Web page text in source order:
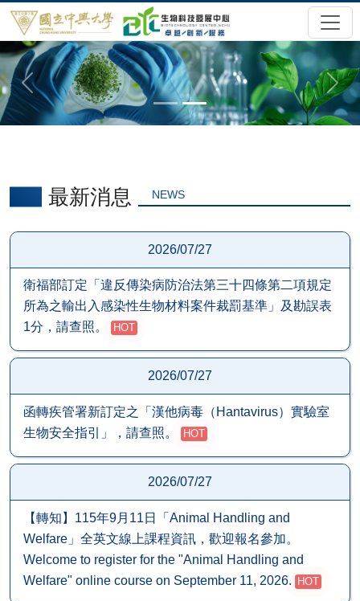
最新消息 NEWS
2026/07/27
衛福部訂定「違反傳染病防治法第三十四條第二項規定
所為之輸出入感染性生物材料案件裁罰基準」及勘誤表
1分，請查照。
HOT
2026/07/27
函轉疾管署新訂定之「漢他病毒（Hantavirus）實驗室
生物安全指引」，請查照。
HOT
2026/07/27
【轉知】115年9月11日「Animal Handling and
Welfare」全英文線上課程資訊，歡迎報名參加。
Welcome to register for the "Animal Handling and
Welfare" online course on September 11, 2026.
HOT